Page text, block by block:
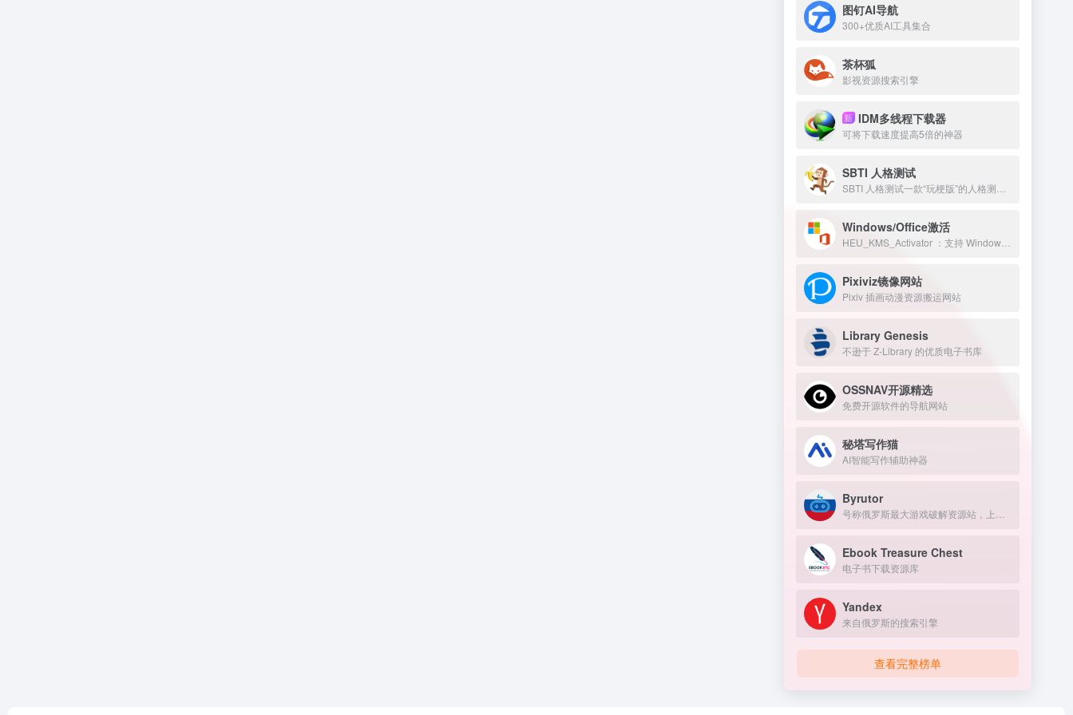
图钉AI导航
300+优质AI工具集合
茶杯狐
影视资源搜索引擎
新 IDM多线程下载器
可将下载速度提高5倍的神器
SBTI 人格测试
Windows/Office激活
Pixiviz镜像网站
Pixiv 插画动漫资源搬运网站
Library Genesis
不逊于 Z-Library 的优质电子书库
OSSNAV开源精选
免费开源软件的导航网站
秘塔写作猫
AI智能写作辅助神器
Byrutor
Ebook Treasure Chest
电子书下载资源库
Yandex
来自俄罗斯的搜索引擎
查看完整榜单